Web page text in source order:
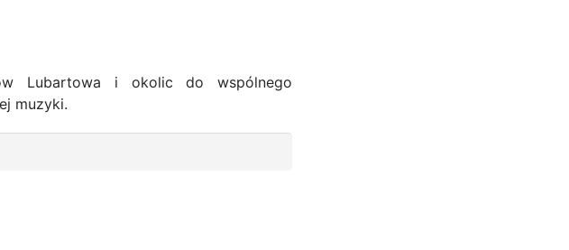
Lubartowa i okolic do wspólnego
muzyki.